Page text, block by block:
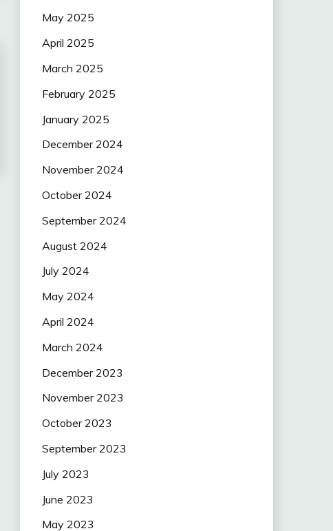
May 2025
April 2025
March 2025
February 2025
January 2025
December 2024
November 2024
October 2024
September 2024
August 2024
July 2024
May 2024
April 2024
March 2024
December 2023
November 2023
October 2023
September 2023
July 2023
June 2023
May 2023